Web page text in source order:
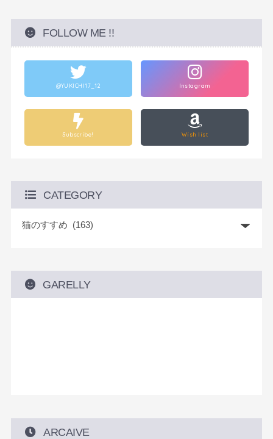
FOLLOW ME !!
@YUKICHI17_12 Instagram
Subscribe! Wish list
CATEGORY
GARELLY
ARCAIVE